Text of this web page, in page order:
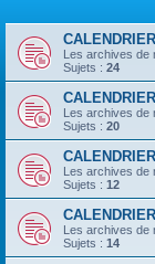
Les archives de
Sujets : 24
Les archives de
Sujets : 20
Les archives de
Sujets : 12
Les archives de
Sujets : 14